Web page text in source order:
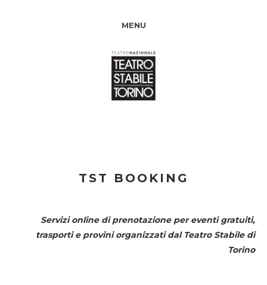
MENU
TST BOOKING
Servizi online di prenotazione per eventi gratuiti,
trasporti e provini organizzati dal Teatro Stabile di
Torino